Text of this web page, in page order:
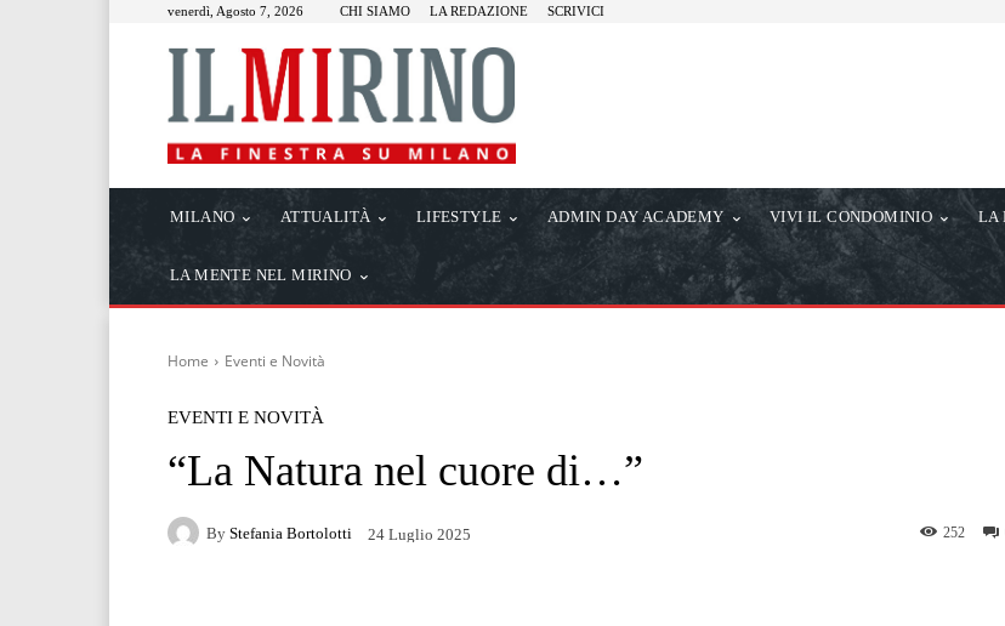
venerdì, Agosto 7, 2026 CHI SIAMO LA REDAZIONE SCRIVICI
MILANO ATTUALITÀ LIFESTYLE ADMIN DAY ACADEMY VIVI IL CONDOMINIO LA
LA MENTE NEL MIRINO
Home Eventi e Novità
EVENTI E NOVITÀ
“La Natura nel cuore di…”
By Stefania Bortolotti 24 Luglio 2025 252